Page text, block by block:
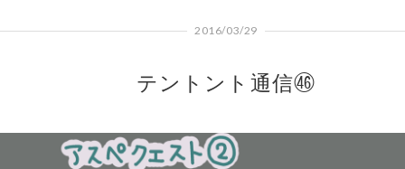
2016/03/29
テントント通信㊻